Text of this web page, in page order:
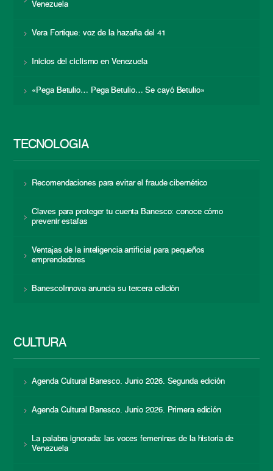
Venezuela
Vera Fortique: voz de la hazaña del 41
Inicios del ciclismo en Venezuela
«Pega Betulio… Pega Betulio… Se cayó Betulio»
TECNOLOGÍA
Recomendaciones para evitar el fraude cibernético
Claves para proteger tu cuenta Banesco: conoce cómo
prevenir estafas
Ventajas de la inteligencia artificial para pequeños
emprendedores
BanescoInnova anuncia su tercera edición
CULTURA
Agenda Cultural Banesco. Junio 2026. Segunda edición
Agenda Cultural Banesco. Junio 2026. Primera edición
La palabra ignorada: las voces femeninas de la historia de
Venezuela